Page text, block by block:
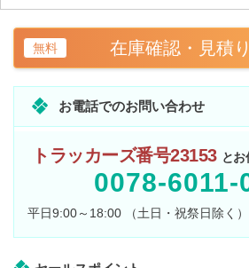
無料 在庫確認・見積
お電話でのお問い合わせ
トラッカーズ番号23153 と
0078-6011-
平日9:00～18:00 （土日・祝祭日除く）